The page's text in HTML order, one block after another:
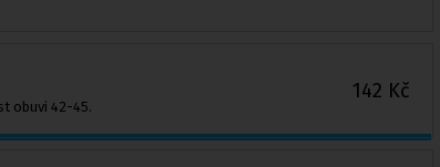
obuvi 42-45.
142 Kč